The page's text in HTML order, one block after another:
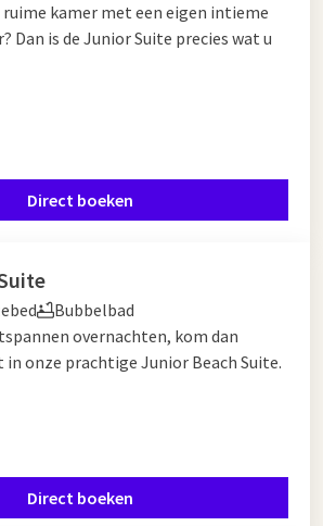
ruime kamer met een eigen intieme
Dan is de Junior Suite precies wat u
Direct boeken
Bubbelbad
overnachten, kom dan
onze prachtige Junior Beach Suite.
Direct boeken